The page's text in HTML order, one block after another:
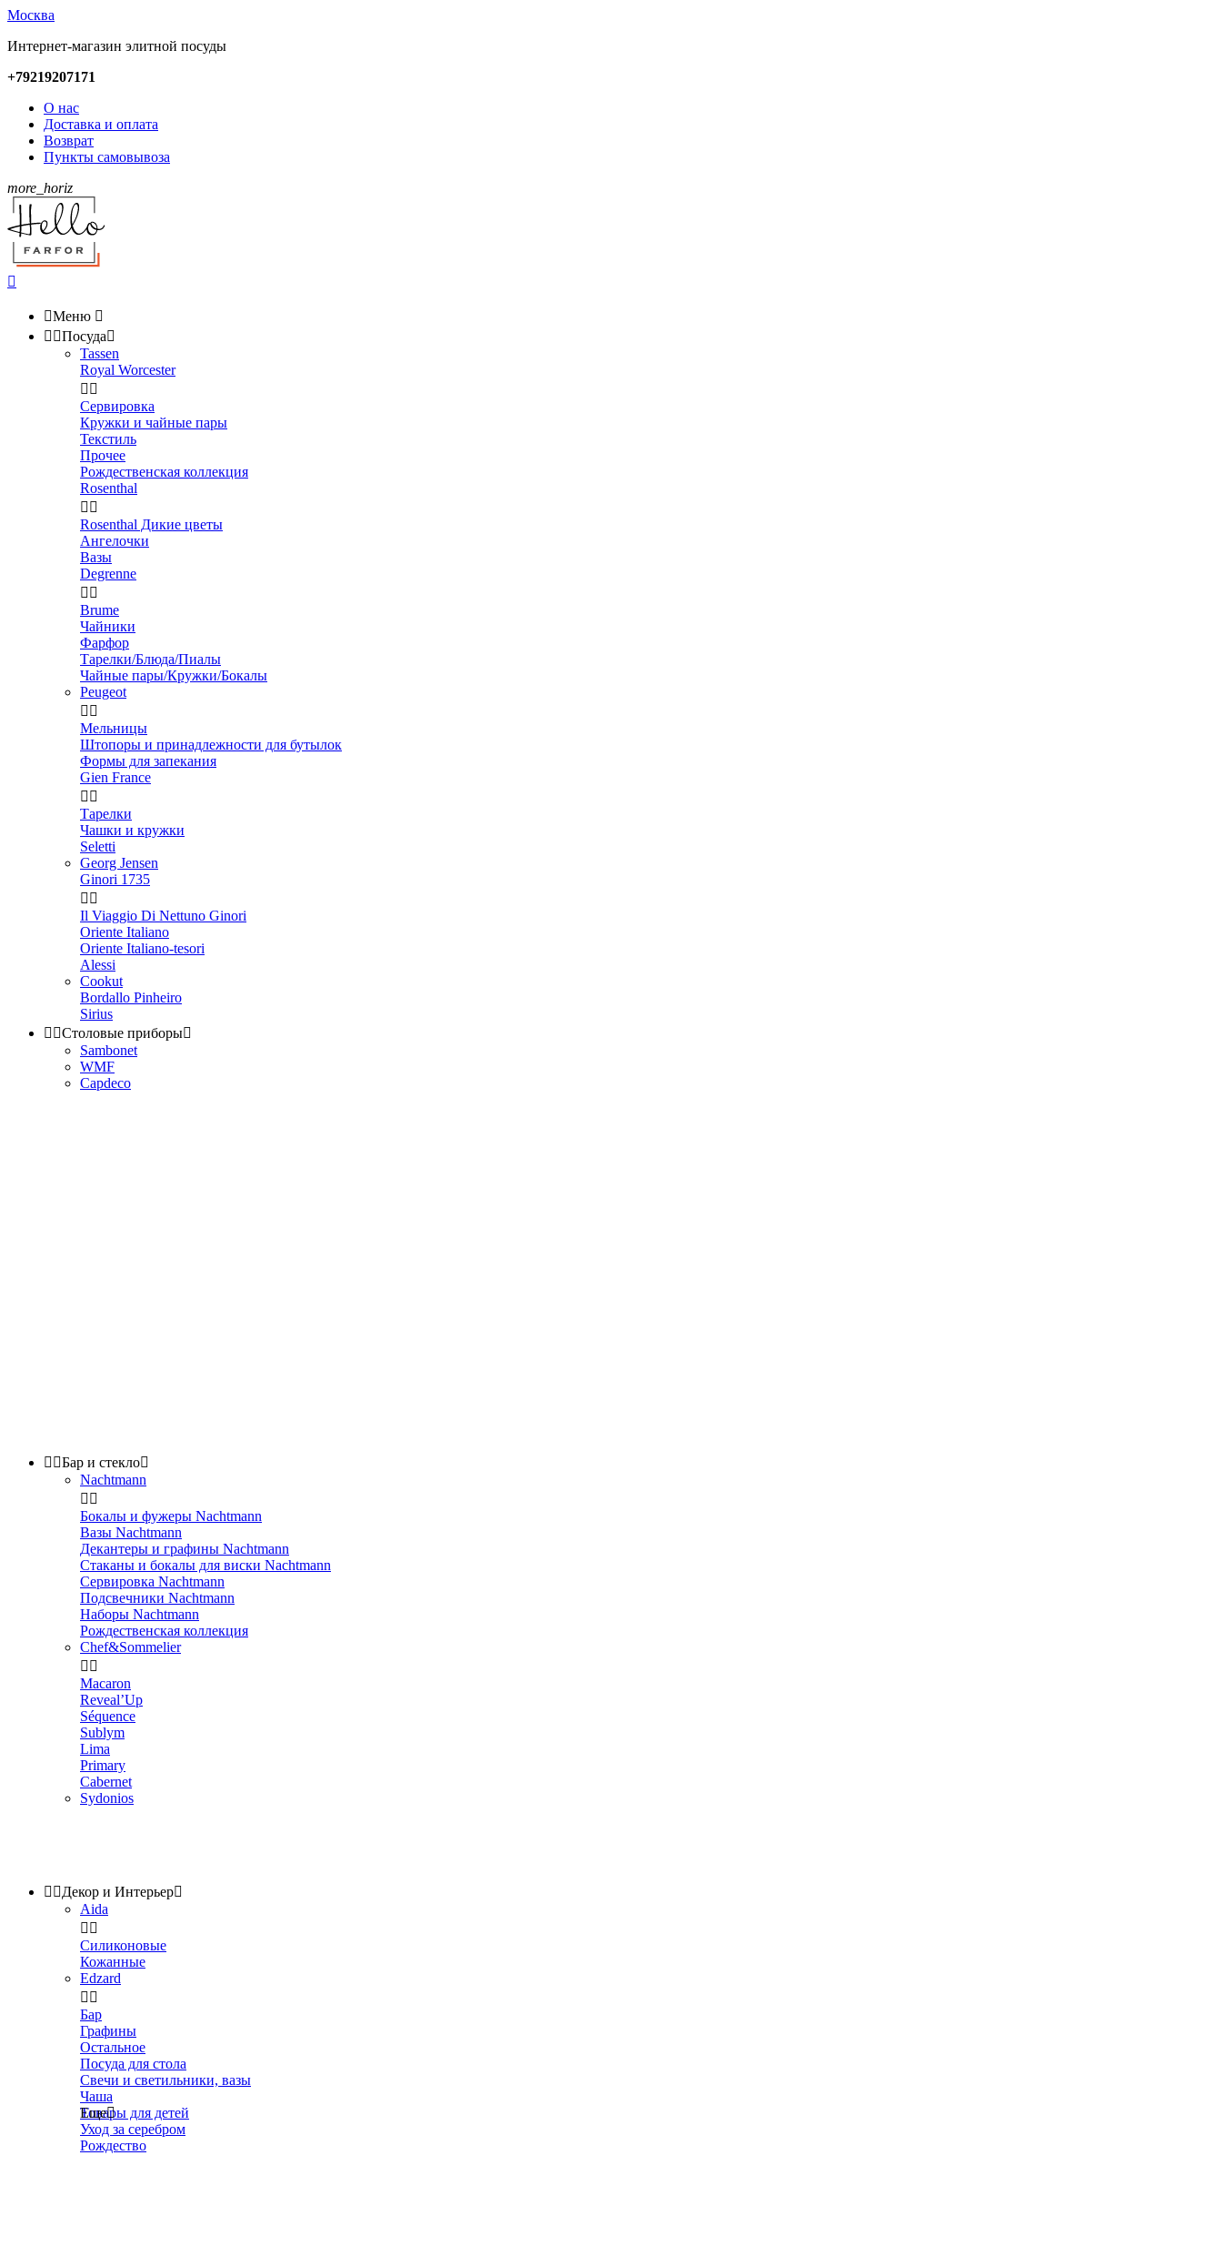
Москва
Интернет-магазин элитной посуды
+79219207171
О нас
Доставка и оплата
Возврат
Пункты самовывоза
more_horiz

Меню 
 Посуда
Tassen
Royal Worcester
 
Сервировка
Кружки и чайные пары
Текстиль
Прочее
Рождественская коллекция
Rosenthal
 
Rosenthal Дикие цветы
Ангелочки
Вазы
Degrenne
 
Brume
Чайники
Фарфор
Тарелки/Блюда/Пиалы
Чайные пары/Кружки/Бокалы
Peugeot
 
Мельницы
Штопоры и принадлежности для бутылок
Формы для запекания
Gien France
 
Тарелки
Чашки и кружки
Seletti
Georg Jensen
Ginori 1735
 
Il Viaggio Di Nettuno Ginori
Oriente Italiano
Oriente Italiano-tesori
Alessi
Cookut
Bordallo Pinheiro
Sirius
 Столовые приборы
Sambonet
WMF
Capdeco
 Бар и стекло
Nachtmann
 
Бокалы и фужеры Nachtmann
Вазы Nachtmann
Декантеры и графины Nachtmann
Стаканы и бокалы для виски Nachtmann
Сервировка Nachtmann
Подсвечники Nachtmann
Наборы Nachtmann
Рождественская коллекция
Chef&Sommelier
 
Macaron
Reveal’Up
Séquence
Sublym
Lima
Primary
Cabernet
Sydonios
 Декор и Интерьер
Aida
 
Силиконовые
Кожанные
Edzard
 
Бар
Графины
Остальное
Посуда для стола
Свечи и светильники, вазы
Чаша
Товары для детей
Уход за серебром
Рождество
Еще